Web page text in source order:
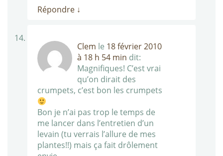
Répondre ↓
Clem le 18 février 2010
à 18 h 54 min dit:
Magnifiques! C’est vrai
qu’on dirait des
crumpets, c’est bon les crumpets
Bon je n’ai pas trop le temps de
me lancer dans l’entretien d’un
levain (tu verrais l’allure de mes
plantes!!) mais ça fait drôlement